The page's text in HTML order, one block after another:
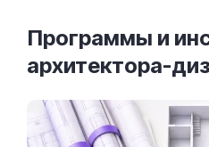
Программы и
архитектора-